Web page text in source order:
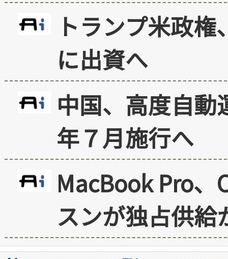
トランプ米政
に出資へ
中国、高度自
年７月施行へ
MacBook Pro
スンが独占供給